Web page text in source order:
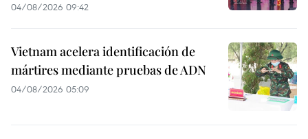
04/08/2026 09:42
Vietnam acelera identificación de
mártires mediante pruebas de ADN
04/08/2026 05:09